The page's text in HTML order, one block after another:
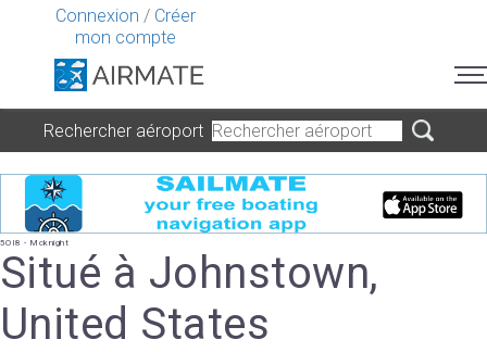
Connexion / Créer
mon compte
Rechercher aéroport
5OI8 - Mcknight
Situé à Johnstown,
United States